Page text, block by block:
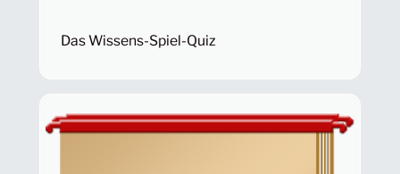
Das Wissens-Spiel-Quiz